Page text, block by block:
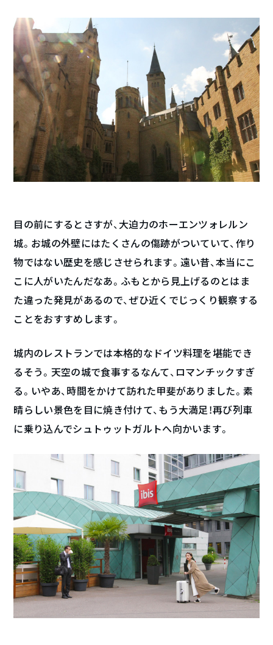
目の前にするとさすが、大迫力のホーエンツォレルン
城。お城の外壁にはたくさんの傷跡がついていて、作り
物ではない歴史を感じさせられます。遠い昔、本当にこ
こに人がいたんだなあ。ふもとから見上げるのとはま
た違った発見があるので、ぜひ近くでじっくり観察する
ことをおすすめします。
城内のレストランでは本格的なドイツ料理を堪能でき
るそう。天空の城で食事するなんて、ロマンチックすぎ
る。いやあ、時間をかけて訪れた甲斐がありました。素
晴らしい景色を目に焼き付けて、もう大満足！再び列車
に乗り込んでシュトゥットガルトへ向かいます。